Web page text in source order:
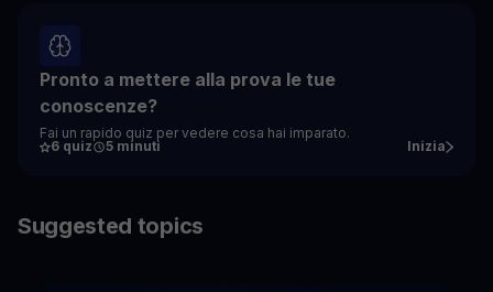
Pronto a mettere alla prova le tue
conoscenze?
Fai un rapido quiz per vedere cosa hai imparato.
6 quiz
5 minuti Inizia
Suggested topics